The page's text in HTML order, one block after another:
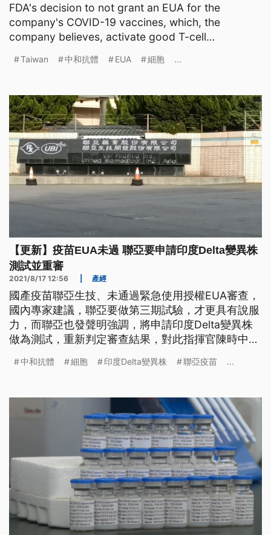
FDA's decision to not grant an EUA for the
company's COVID-19 vaccines, which, the
company believes, activate good T-cell
Taiwan 中和抗體 EUA 細胞 ...
【更新】疫苗EUA未過 聯亞要申請印度Delta變異株
測試並重審
2021/8/17 12:56 產經
國產疫苗聯亞生技、未通過緊急使用授權EUA審查，
國內專家建議，聯亞要做第三期試驗，才更具有說服
力，而聯亞也發聲明強調，將申請印度Delta變異株
做為測試，重新判定審查結果，對此指揮官陳時中表
驗計畫，交給食藥署審查。
中和抗體 細胞 印度Delta變異株 聯亞疫苗 ...